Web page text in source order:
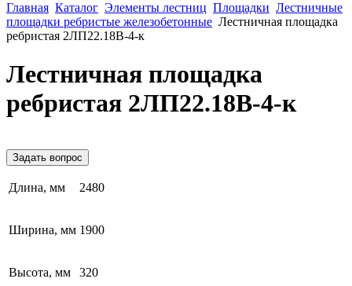
Главная Каталог Элементы лестниц Площадки Лестничные
площадки ребристые железобетонные Лестничная площадка
ребристая 2ЛП22.18В-4-к
Лестничная площадка
ребристая 2ЛП22.18В-4-к
Задать вопрос
Длина, мм 2480
Ширина, мм 1900
Высота, мм 320